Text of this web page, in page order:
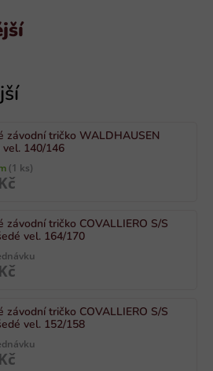
závodní tričko WALDHAUSEN
vel. 140/146
(1 ks)
závodní tričko COVALLIERO S/S
vel. 164/170
závodní tričko COVALLIERO S/S
vel. 152/158